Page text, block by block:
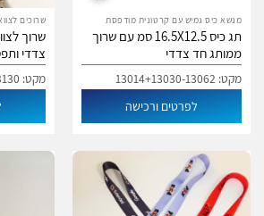
מנשא כיס גמיש עם קרטונית מודפסת
תג כיס 16.5X12.5 סמ עם שרוך
ממותג חד צדדי
מקט: 13014+13030-13062
לפרטים ורכישה
שרוכים
שרוך
צדדי
מקט: 13130